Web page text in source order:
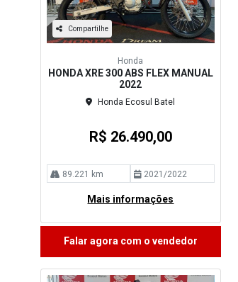
Compartilhe
Honda
HONDA XRE 300 ABS FLEX MANUAL
2022
Honda Ecosul Batel
R$ 26.490,00
89.221 km 2021/2022
Mais informações
Falar agora com o vendedor